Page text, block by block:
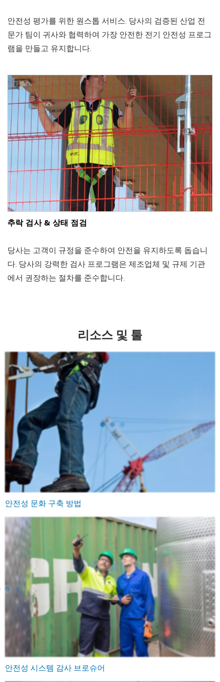
안전성 평가를 위한 원스톱 서비스. 당사의 검증된 산업 전
문가 팀이 귀사와 협력하여 가장 안전한 전기 안전성 프로그
램을 만들고 유지합니다.
추락 검사 & 상태 점검
당사는 고객이 규정을 준수하여 안전을 유지하도록 돕습니
다. 당사의 강력한 검사 프로그램은 제조업체 및 규제 기관
에서 권장하는 절차를 준수합니다.
리소스 및 툴
안전성 문화 구축 방법
안전성 시스템 감사 브로슈어